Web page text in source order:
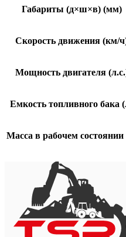
Габариты (д×ш×в) (мм)
Скорость движения (км/
Мощность двигателя
Емкость топливного бака
Масса в рабочем состоянии